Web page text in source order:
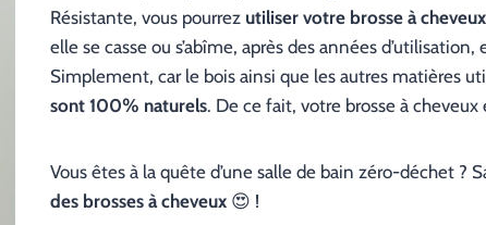
Résistante, vous pourrez utiliser votre brosse à
elle se casse ou s’abîme, après des années
Simplement, car le bois ainsi que les autres matières
sont 100% naturels. De ce fait, votre brosse à
Vous êtes à la quête d’une salle de bain zéro-déchet ?
des brosses à cheveux😍 !